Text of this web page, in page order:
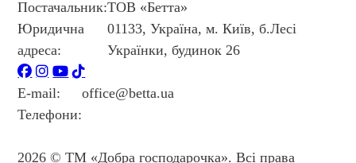
Постачальник:ТОВ «Бетта»
Юридична
адреса:
01133, Україна, м. Київ, б.Лесі
Українки, будинок 26
E-mail:
office@betta.ua
Телефони:
2026 © ТМ «Добра господарочка». Всі права